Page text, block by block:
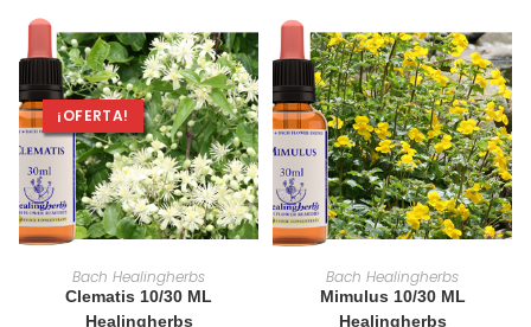
¡OFERTA!
SELECCIONAR OPCIONES
Bach Healingherbs
Clematis 10/30 ML
Healingherbs
SELECCIONAR OPCIONES
Bach Healingherbs
Mimulus 10/30 ML
Healingherbs